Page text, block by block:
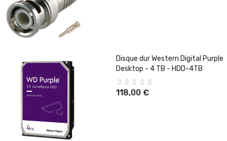
Disque dur Western Digital Purple
Desktop - 4 TB - HDD-4TB
118,00 €